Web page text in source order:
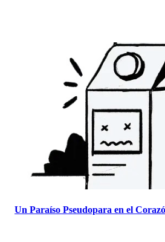
Un Paraíso Pseudopara en el